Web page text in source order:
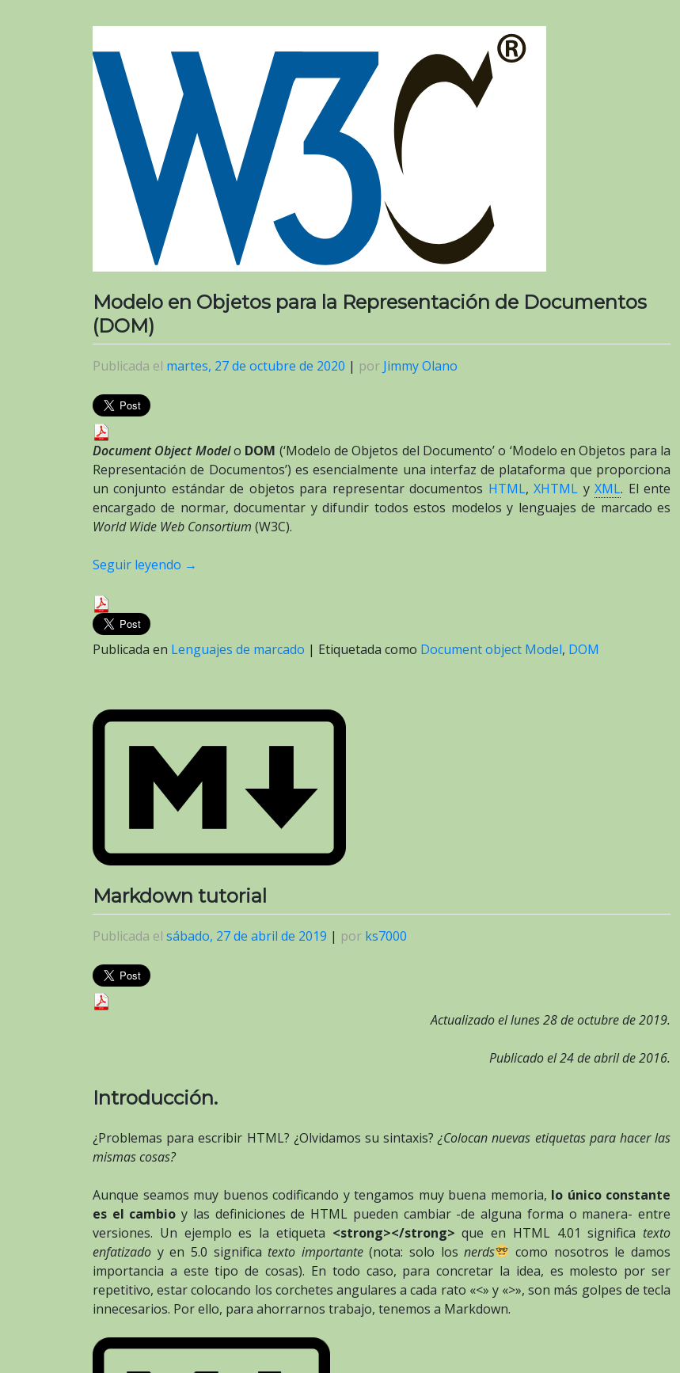
Modelo en Objetos para la Representación de Documentos
(DOM)
Publicada el martes, 27 de octubre de 2020 | por Jimmy Olano
Document Object Modelo DOM (‘Modelo de Objetos del Documento’ o ‘Modelo en Objetos para la
Representación de Documentos’) es esencialmente una interfaz de plataforma que proporciona
un conjunto estándar de objetos para representar documentos HTML,XHTML yXML. El ente
encargado de normar, documentar y difundir todos estos modelos y lenguajes de marcado es
World Wide Web Consortium (W3C).
Seguir leyendo →
Publicada en Lenguajes de marcado | Etiquetada como Document object Model, DOM
Markdown tutorial
Publicada el sábado, 27 de abril de 2019 | por ks7000
Actualizado el lunes 28 de octubre de 2019.
Publicado el 24 de abril de 2016.
Introducción.
¿Problemas para escribir HTML? ¿Olvidamos su sintaxis?¿Colocan nuevas etiquetas para hacer las
mismas cosas?
Aunque seamos muy buenos codificando y tengamos muy buena memoria, lo único constante
es el cambio y las definiciones de HTML pueden cambiar -de alguna forma o manera- entre
versiones. Un ejemplo es la etiqueta <strong></strong> que en HTML 4.01 significa texto
enfatizado y en 5.0 significa texto importante(nota: solo losnerds
como nosotros le damos
importancia a este tipo de cosas). En todo caso, para concretar la idea, es molesto por ser
repetitivo, estar colocando los corchetes angulares a cada rato «<» y «>», son más golpes de tecla
innecesarios. Por ello, para ahorrarnos trabajo, tenemos a Markdown.